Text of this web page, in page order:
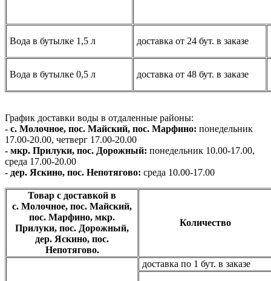
Вода в бутылке 1,5 л доставка от 24 бут. в заказе
Вода в бутылке 0,5 л доставка от 48 бут. в заказе
График доставки воды в отдаленные районы:
- с. Молочное, пос. Майский, пос. Марфино: понедельник
17.00-20.00, четверг 17.00-20.00
- мкр. Прилуки, пос. Дорожный: понедельник 10.00-17.00,
среда 17.00-20.00
- дер. Яскино, пос. Непотягово: среда 10.00-17.00
Товар с доставкой в
с. Молочное, пос. Майский,
пос. Марфино, мкр.
Прилуки, пос. Дорожный,
дер. Яскино, пос.
Непотягово.
Количество
доставка по 1 бут. в заказе